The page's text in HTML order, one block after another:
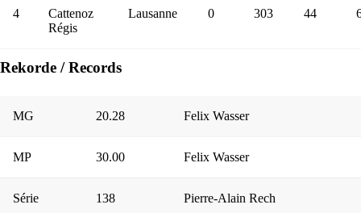
4
Cattenoz
Régis
Lausanne 0 303 44
Rekorde / Records
MG 20.28 Felix Wasser
MP 30.00 Felix Wasser
Série 138 Pierre-Alain Rech